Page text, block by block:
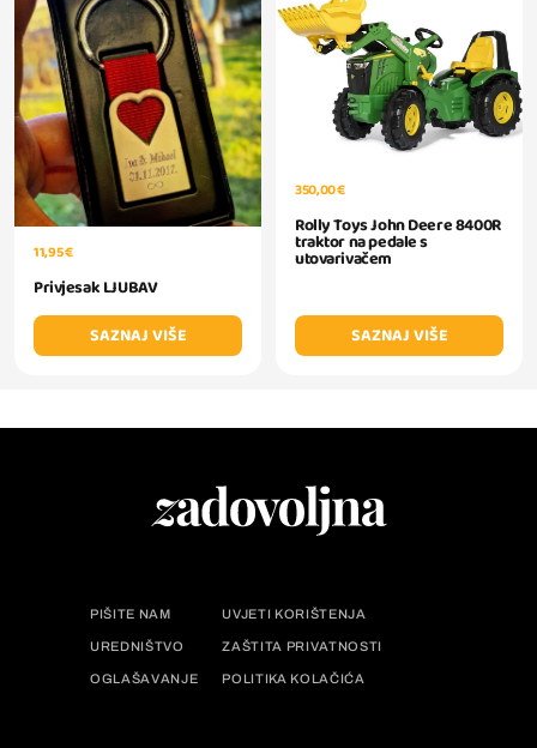
11,95 €
Privjesak LJUBAV
SAZNAJ VIŠE
350,00 €
Rolly Toys John Deere 8400R
traktor na pedale s
utovarivačem
SAZNAJ VIŠE
PIŠITE NAM UVJETI KORIŠTENJA
UREDNIŠTVO ZAŠTITA PRIVATNOSTI
OGLAŠAVANJE POLITIKA KOLAČIĆA